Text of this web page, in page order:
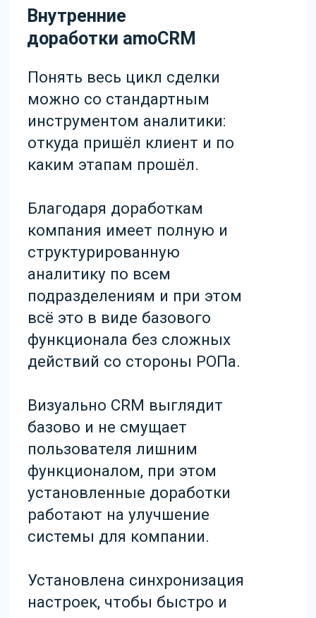
г. Москва, ул. Берзарина д. 36 стр 2
Пн-Пт: 09:00 - 18:00
Политика конфиденциальности
amoCRM
Виджеты
Полезное
WhatsApp
Telegram
Время у клиента
HeadHunter (hh.ru)
Интеграция с сайтами
Массовое копирование сделок
Поиск дублей
MAXeGRAM
МойСклад
Статьи
Контакты
Лицензии amoCRM
Внедрение amoCRM
Сопровождение amoCRM
Разработка виджетов
Сессия с бизнес-
Мыиспользуем файлы cookie с целью
персонализации сервисов и повышения удобства
пользования веб-сайтом. Если вы не хотите